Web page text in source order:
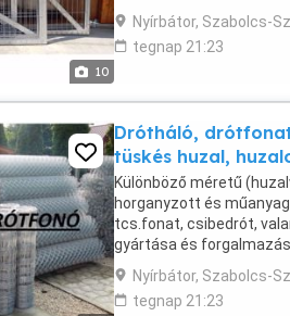
10
Keressen bizalommal.
Nyírbátor, Szabolcs-
tegnap 21:23
Drótháló,
tüskés huzal,
Különböző méretű
horganyzott és
tcs.fonat, csibedrót,
gyártása és
egyeztessünk!
Nyírbátor, Szabolcs-
tegnap 21:23